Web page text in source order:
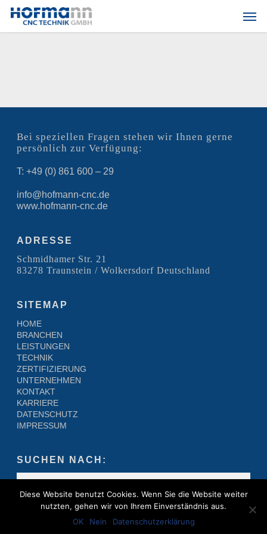
Skip
Bei speziellen Fragen stehen wir Ihnen gerne
persönlich zur Verfügung:
T: +49 (0) 861 600 – 29
info@hofmann-cnc.de
www.hofmann-cnc.de
ADRESSE
Schmidhamer Str. 21
83278 Traunstein / Wolkersdorf Deutschland
SITEMAP
HOME
BRANCHEN
LEISTUNGEN
TECHNIK
ZERTIFIZIERUNG
UNTERNEHMEN
KONTAKT
KARRIERE
DATENSCHUTZ
IMPRESSUM
SUCHEN NACH:
Diese Website benutzt Cookies. Wenn Sie die Website weiter
nutzten, gehen wir von Ihrem Einverständnis aus.
OK
Nein Datenschutzerklärung